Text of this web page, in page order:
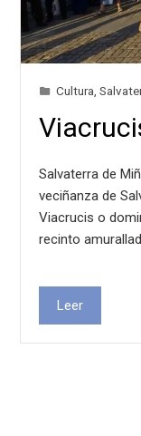
Cultura ,
Salvaterra de
veciñanza de
Viacrucis o
recinto
Leer